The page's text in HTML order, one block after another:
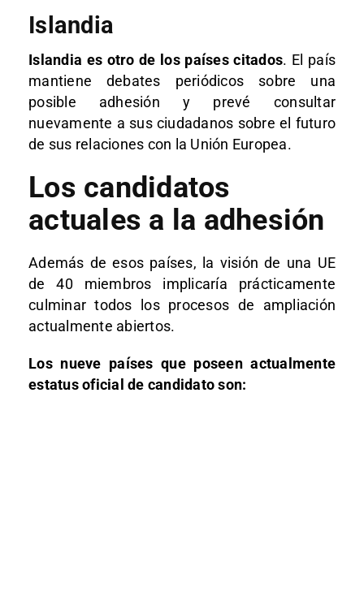
Islandia
Islandia es otro de los países citados. El país
mantiene debates periódicos sobre una
posible adhesión y prevé consultar
nuevamente a sus ciudadanos sobre el futuro
de sus relaciones con la Unión Europea.
Los candidatos
actuales a la adhesión
Además de esos países, la visión de una UE
de 40 miembros implicaría prácticamente
culminar todos los procesos de ampliación
actualmente abiertos.
Los nueve países que poseen actualmente
estatus oficial de candidato son: